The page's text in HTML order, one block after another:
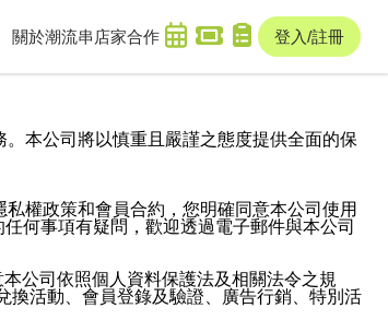
關於潮流串 店家合作 登入/註冊
本公司將以慎重且嚴謹之態度提供全面的保
權政策和會員合約，您明確同意本公司使用
何事項有疑問，歡迎透過電子郵件與本公司
公司依照個人資料保護法及相關法令之規
換活動、會員登錄及驗證、廣告行銷、特別活